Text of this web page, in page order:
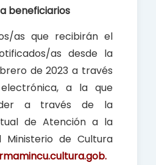
beneficiarios
as que recibirán el
as desde la
de 2023 a través
a la que
a través de la
de Atención a la
Ministerio de Cultura